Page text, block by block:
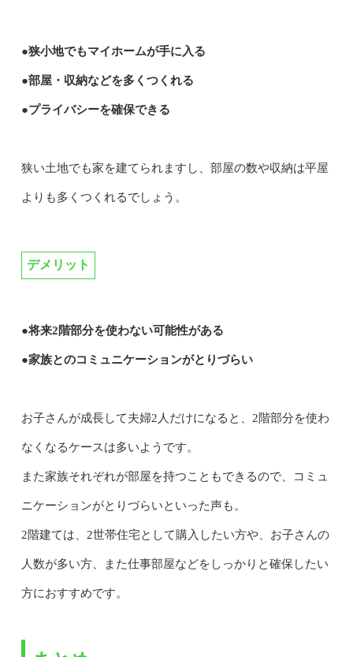
●狭小地でもマイホームが手に入る
●部屋・収納などを多くつくれる
●プライバシーを確保できる
狭い土地でも家を建てられますし、部屋の数や収納は平屋
よりも多くつくれるでしょう。
デメリット
●将来2階部分を使わない可能性がある
●家族とのコミュニケーションがとりづらい
お子さんが成長して夫婦2人だけになると、2階部分を使わ
なくなるケースは多いようです。
また家族それぞれが部屋を持つこともできるので、コミュ
ニケーションがとりづらいといった声も。
2階建ては、2世帯住宅として購入したい方や、お子さんの
人数が多い方、また仕事部屋などをしっかりと確保したい
方におすすめです。